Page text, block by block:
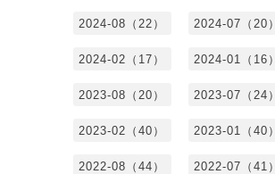
2024-08（22） 2024-07（20）
2024-02（17） 2024-01（16）
2023-08（20） 2023-07（24）
2023-02（40） 2023-01（40）
2022-08（44） 2022-07（41）